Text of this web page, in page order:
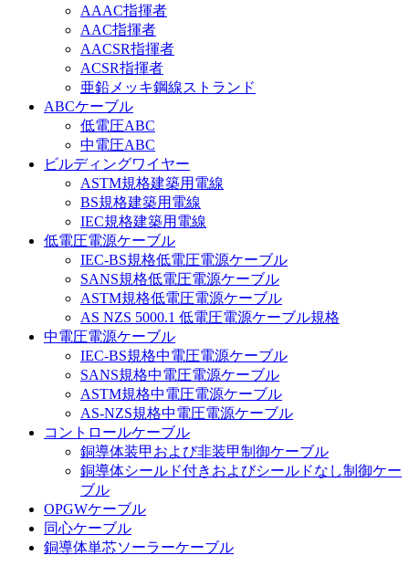
AAAC指揮者
AAC指揮者
AACSR指揮者
ACSR指揮者
亜鉛メッキ鋼線ストランド
ABCケーブル
低電圧ABC
中電圧ABC
ビルディングワイヤー
ASTM規格建築用電線
BS規格建築用電線
IEC規格建築用電線
低電圧電源ケーブル
IEC-BS規格低電圧電源ケーブル
SANS規格低電圧電源ケーブル
ASTM規格低電圧電源ケーブル
AS NZS 5000.1 低電圧電源ケーブル規格
中電圧電源ケーブル
IEC-BS規格中電圧電源ケーブル
SANS規格中電圧電源ケーブル
ASTM規格中電圧電源ケーブル
AS-NZS規格中電圧電源ケーブル
コントロールケーブル
銅導体装甲および非装甲制御ケーブル
銅導体シールド付きおよびシールドなし制御ケー
ブル
OPGWケーブル
同心ケーブル
銅導体単芯ソーラーケーブル